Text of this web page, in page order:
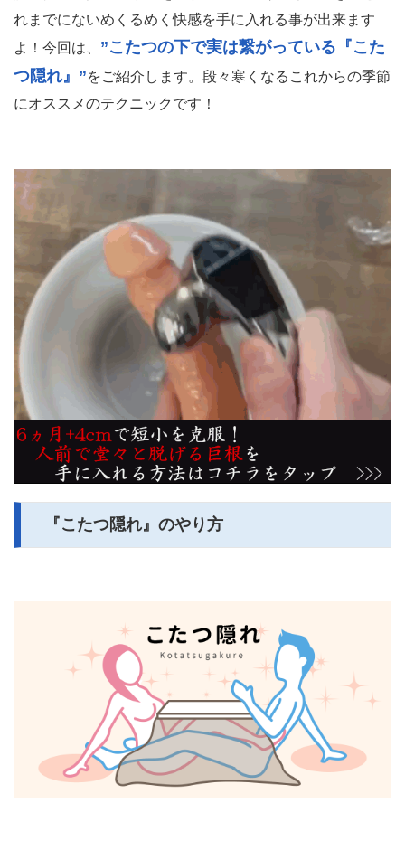
れまでにないめくるめく快感を手に入れる事が出来ます
よ！今回は、 ”こたつの下で実は繋がっている『こた
つ隠れ』”をご紹介します。段々寒くなるこれからの季節
にオススメのテクニックです！
『こたつ隠れ』のやり方